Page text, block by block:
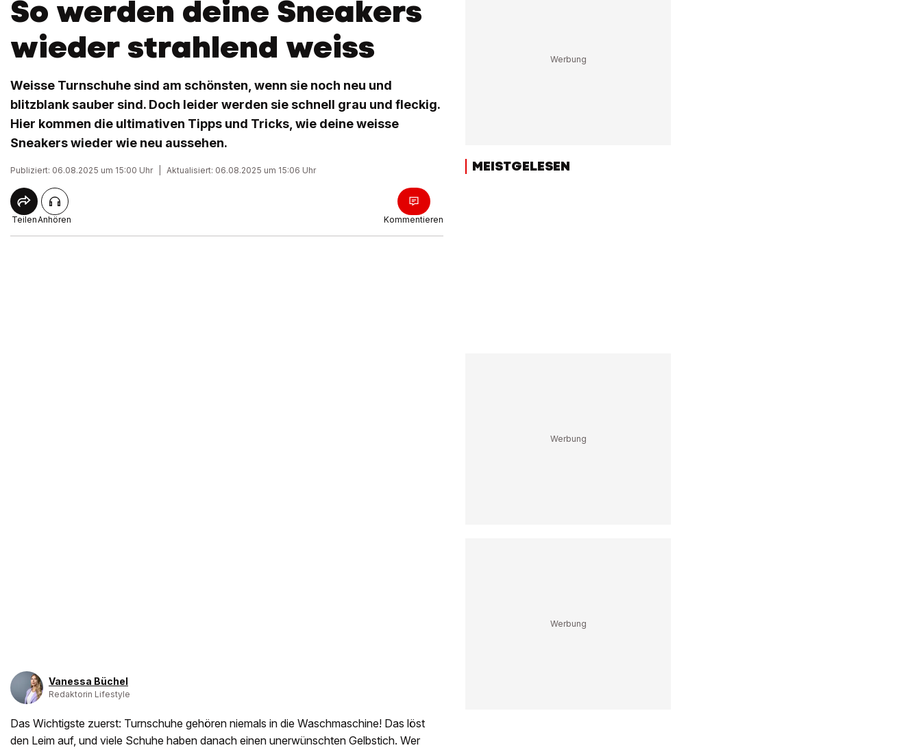
So werden deine Sneakers
wieder strahlend weiss
Weisse Turnschuhe sind am schönsten, wenn sie noch neu und
blitzblank sauber sind. Doch leider werden sie schnell grau und fleckig.
Hier kommen die ultimativen Tipps und Tricks, wie deine weisse
Sneakers wieder wie neu aussehen.
Publiziert: 06.08.2025 um 15:00 Uhr Aktualisiert: 06.08.2025 um 15:06 Uhr
TeilenAnhören Kommentieren
Vanessa Büchel
Redaktorin Lifestyle
Das Wichtigste zuerst: Turnschuhe gehören niemals in die Waschmaschine! Das löst
den Leim auf, und viele Schuhe haben danach einen unerwünschten Gelbstich. Wer
MEISTGELESEN